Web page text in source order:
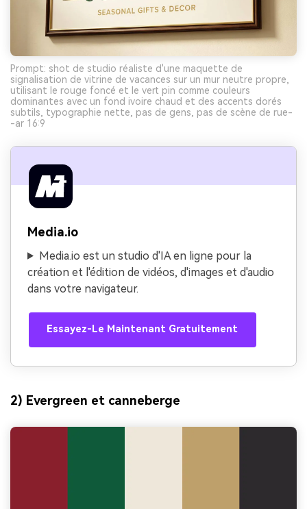
Prompt: shot de studio réaliste d'une maquette de
signalisation de vitrine de vacances sur un mur neutre propre,
utilisant le rouge foncé et le vert pin comme couleurs
dominantes avec un fond ivoire chaud et des accents dorés
subtils, typographie nette, pas de gens, pas de scène de rue-
-ar 16:9
Media.io
Media.io est un studio d'IA en ligne pour la
création et l'édition de vidéos, d'images et d'audio
dans votre navigateur.
Essayez-Le Maintenant Gratuitement
2) Evergreen et canneberge